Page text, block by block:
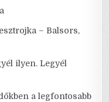
– Balsors,
ilyen. Legyél
a legfontosabb